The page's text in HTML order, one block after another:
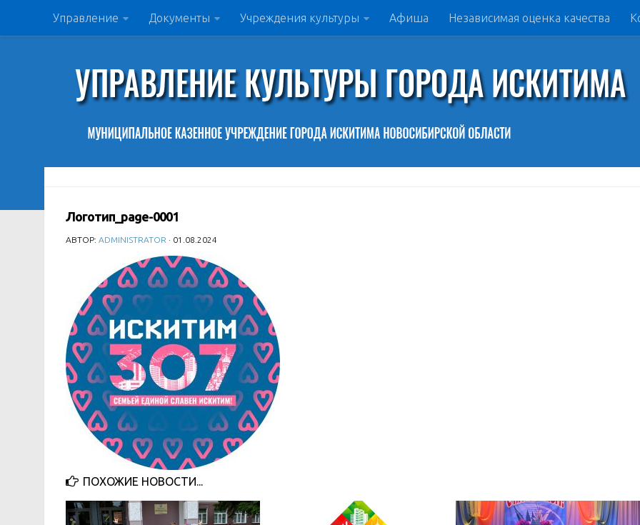
Управление Документы Учреждения культуры Афиша Независимая оценка качества
Логотип_page-0001
АВТОР: ADMINISTRATOR · 01.08.2024
ПОХОЖИЕ НОВОСТИ...